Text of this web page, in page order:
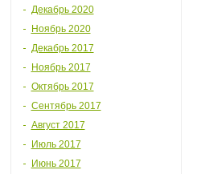
Декабрь 2020
Ноябрь 2020
Декабрь 2017
Ноябрь 2017
Октябрь 2017
Сентябрь 2017
Август 2017
Июль 2017
Июнь 2017